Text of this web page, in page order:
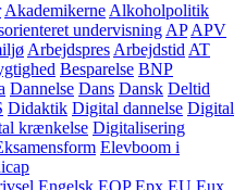
Akademikerne Alkoholpolitik
undervisning AP APV
Arbejdspres Arbejdstid AT
Besparelse BNP
Dannelse Dans Dansk Deltid
Didaktik Digital dannelse Digital
krænkelse Digitalisering
Elevboom i